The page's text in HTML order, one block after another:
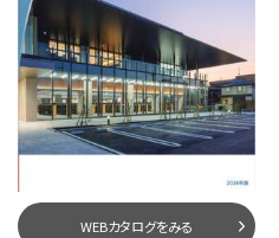
WEBカタログをみる